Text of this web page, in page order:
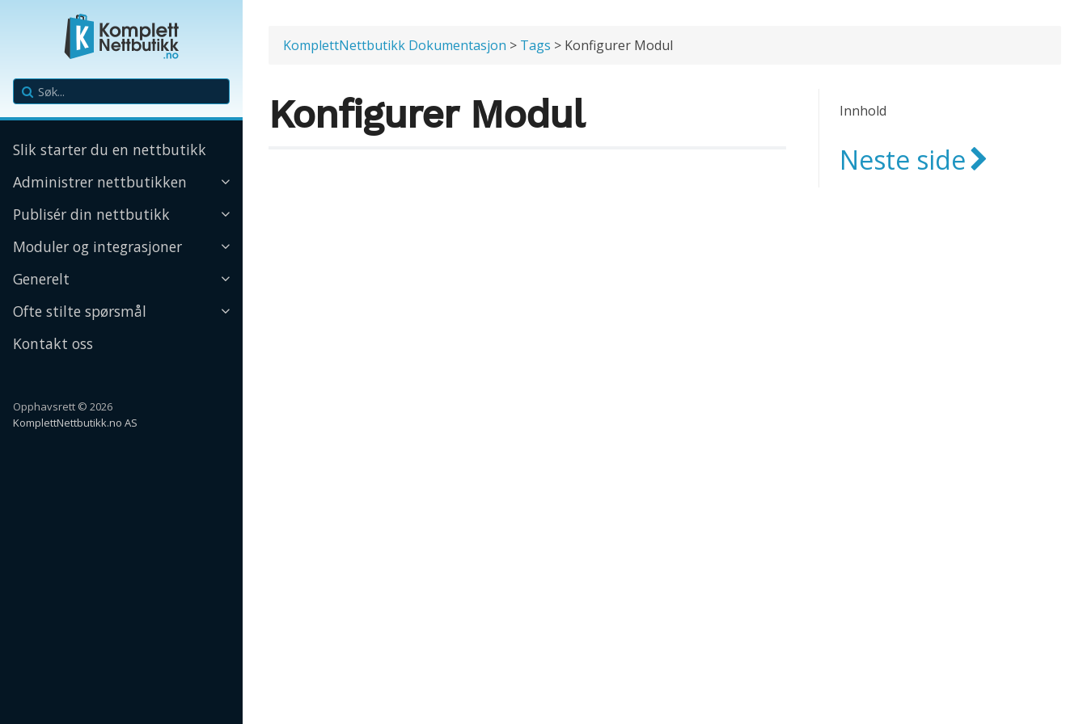
Slik starter du en nettbutikk
Administrer nettbutikken
Publisér din nettbutikk
Moduler og integrasjoner
Generelt
Ofte stilte spørsmål
Kontakt oss
Opphavsrett © 2026
KomplettNettbutikk.no AS
KomplettNettbutikk Dokumentasjon > Tags > Konfigurer Modul
Innhold
Neste side
Konfigurer Modul